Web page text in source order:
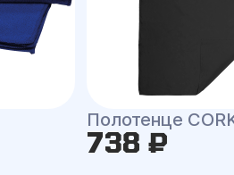
Полотенце
738 ₽